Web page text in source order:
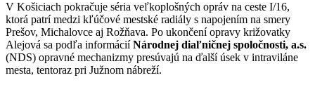
V Košiciach pokračuje séria veľkoplošných opráv na ceste I/16,
ktorá patrí medzi kľúčové mestské radiály s napojením na smery
Prešov, Michalovce aj Rožňava. Po ukončení opravy križovatky
Alejová sa podľa informáciíNárodnej diaľničnej spoločnosti, a.s.
(NDS) opravné mechanizmy presúvajú na ďalší úsek v intraviláne
mesta, tentoraz pri Južnom nábreží.